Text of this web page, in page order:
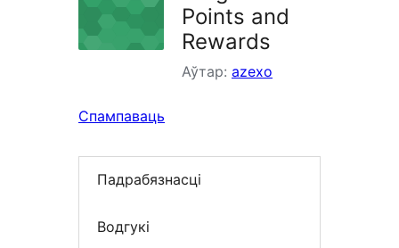
Points and
Rewards
Аўтар: azexo
Спампаваць
Падрабязнасці
Водгукі